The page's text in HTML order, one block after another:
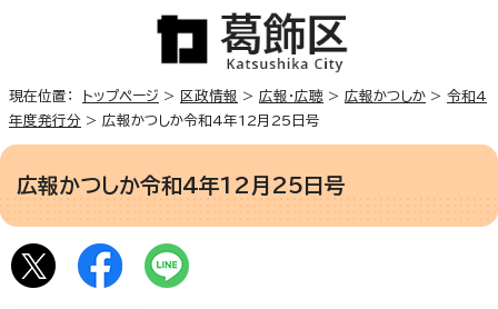
現在位置： トップページ > 区政情報 > 広報・広聴 > 広報かつしか > 令和4
年度発行分 > 広報かつしか令和4年12月25日号
広報かつしか令和4年12月25日号